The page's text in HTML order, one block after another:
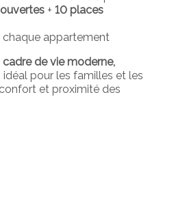
+10 places
chaque appartement
cadre de vie moderne,
idéal pour les familles et les
et proximité des